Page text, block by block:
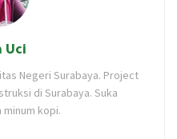
Uci
Negeri Surabaya. Project
di Surabaya. Suka
minum kopi.